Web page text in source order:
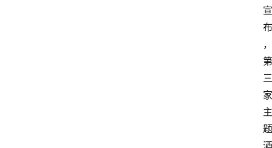
宣
布
，
第
三
家
主
题
酒